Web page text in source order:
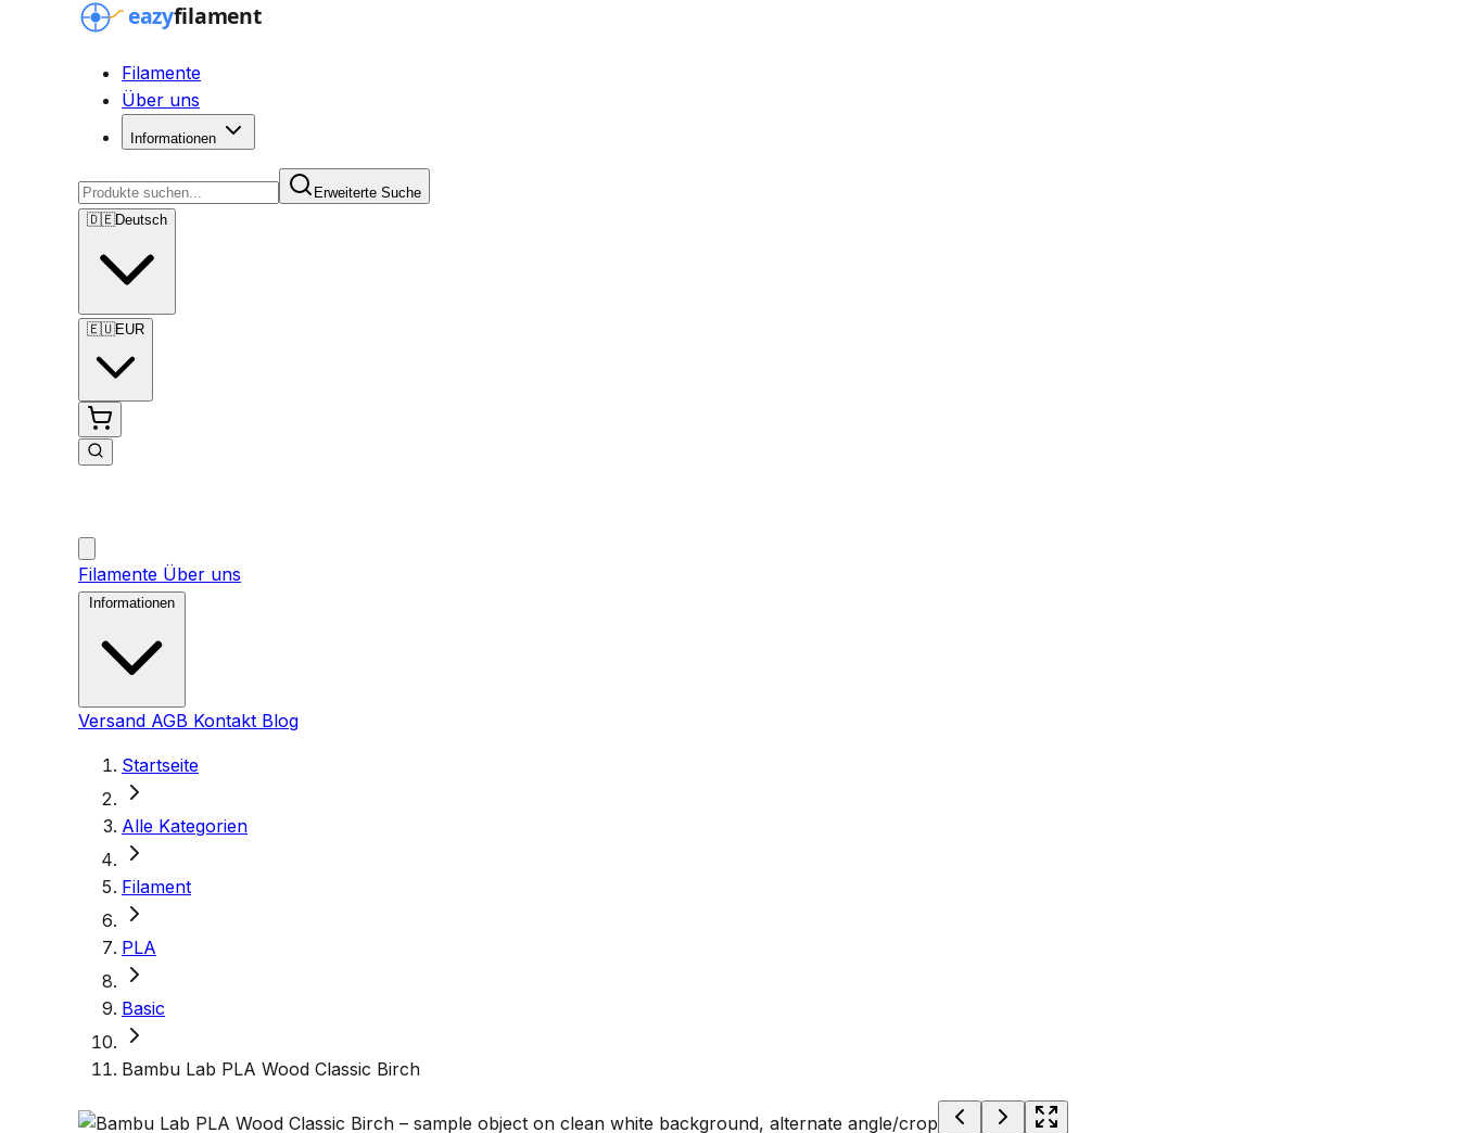
Filamente
Über uns
Informationen
Erweiterte Suche
🇩🇪Deutsch
🇪🇺EUR
Filamente Über uns
Versand AGB Kontakt Blog
Startseite
Alle Kategorien
Filament
PLA
Basic
Bambu Lab PLA Wood Classic Birch